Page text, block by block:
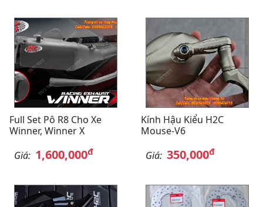
Full Set Pô R8 Cho Xe
Winner, Winner X
Giá: 1,600,000đ
Kính Hậu Kiểu H2C
Mouse-V6
Giá: 350,000đ